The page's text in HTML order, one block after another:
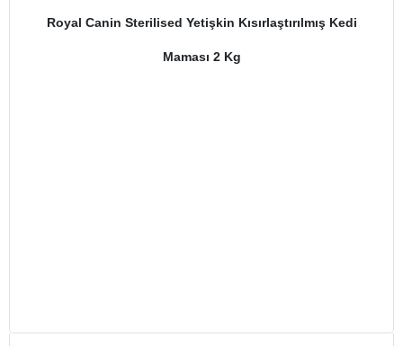
Royal Canin Sterilised Yetişkin Kısırlaştırılmış Kedi
Maması 2 Kg